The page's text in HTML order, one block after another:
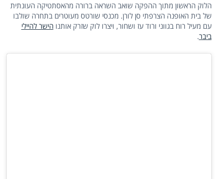
הלוק הראשון מתוך ההפקה שואב השראה ברורה מהאסתטיקה העונתית
של בית האופנה הצרפתי סן לורן. מכנסי שורטס מעוטרים בתחרה שולבו
עם מעיל רוח בגווני ורוד עז ושחור, ויצרו לוק שזרק אותנו הישר להיילי
ביבר.